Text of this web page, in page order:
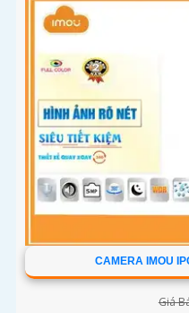
tiện
CAMERA IMOU
Giá